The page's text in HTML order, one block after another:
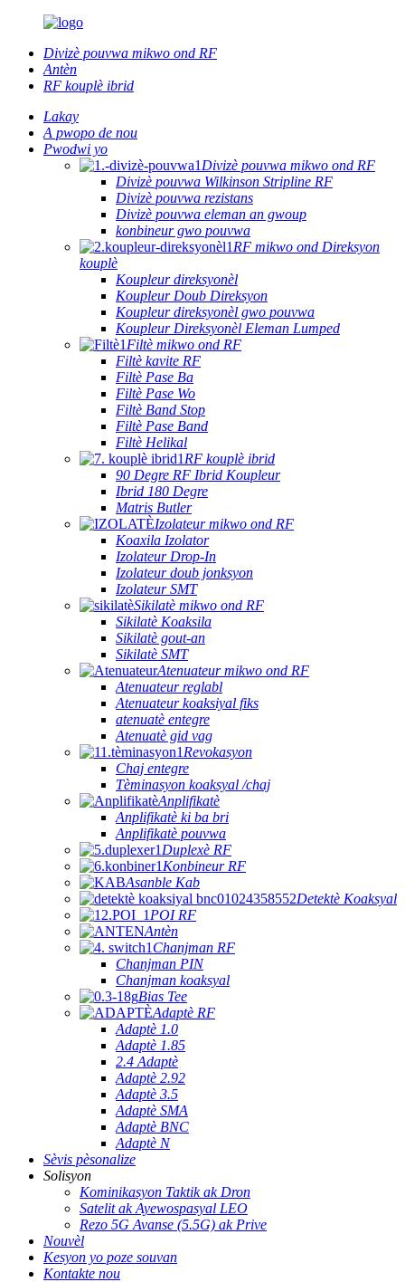
Divizè pouvwa mikwo ond RF
Antèn
RF kouplè ibrid
Lakay
A pwopo de nou
Pwodwi yo
Divizè pouvwa mikwo ond RF
Divizè pouvwa Wilkinson Stripline RF
Divizè pouvwa rezistans
Divizè pouvwa eleman an gwoup
konbineur gwo pouvwa
RF mikwo ond Direksyon
kouplè
Koupleur direksyonèl
Koupleur Doub Direksyon
Koupleur direksyonèl gwo pouvwa
Koupleur Direksyonèl Eleman Lumped
Filtè mikwo ond RF
Filtè kavite RF
Filtè Pase Ba
Filtè Pase Wo
Filtè Band Stop
Filtè Pase Band
Filtè Helikal
RF kouplè ibrid
90 Degre RF Ibrid Koupleur
Ibrid 180 Degre
Matris Butler
Izolateur mikwo ond RF
Koaxila Izolator
Izolateur Drop-In
Izolateur doub jonksyon
Izolateur SMT
Sikilatè mikwo ond RF
Sikilatè Koaksila
Sikilatè gout-an
Sikilatè SMT
Atenuateur mikwo ond RF
Atenuateur reglabl
Atenuateur koaksiyal fiks
atenuatè entegre
Atenuatè gid vag
Revokasyon
Chaj entegre
Tèminasyon koaksyal /chaj
Anplifikatè
Anplifikatè ki ba bri
Anplifikatè pouvwa
Duplexè RF
Konbineur RF
Asanble Kab
Detektè Koaksyal
POI RF
Antèn
Chanjman RF
Chanjman PIN
Chanjman koaksyal
Bias Tee
Adaptè RF
Adaptè 1.0
Adaptè 1.85
2.4 Adaptè
Adaptè 2.92
Adaptè 3.5
Adaptè SMA
Adaptè BNC
Adaptè N
Sèvis pèsonalize
Solisyon
Kominikasyon Taktik ak Dron
Satelit ak Ayewospasyal LEO
Rezo 5G Avanse (5.5G) ak Prive
Nouvèl
Kesyon yo poze souvan
Kontakte nou